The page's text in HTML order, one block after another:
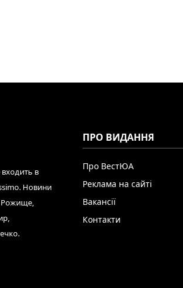
в
Новини
Рожище,
ПРО ВИДАННЯ
Про ВестЮА
Реклама на сайті
Вакансії
Контакти